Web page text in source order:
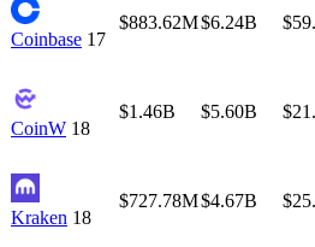
Coinbase 17
$883.62M$6.24B
CoinW 18
$1.46B $5.60B
Kraken 18
$727.78M$4.67B